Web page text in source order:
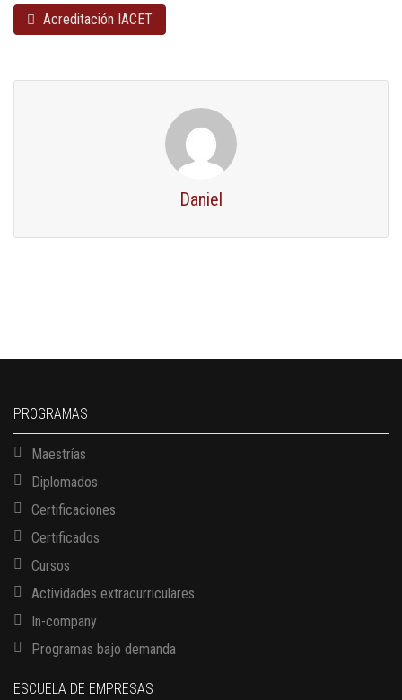
Acreditación IACET
Daniel
PROGRAMAS
Maestrías
Diplomados
Certificaciones
Certificados
Cursos
Actividades extracurriculares
In-company
Programas bajo demanda
ESCUELA DE EMPRESAS